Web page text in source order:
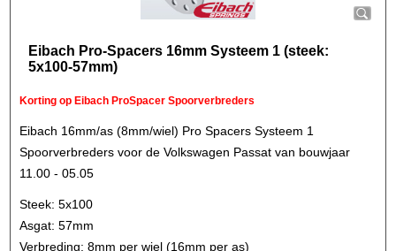
Eibach Pro-Spacers 16mm Systeem 1 (steek:
5x100-57mm)
Korting op Eibach ProSpacer Spoorverbreders
Eibach 16mm/as (8mm/wiel) Pro Spacers Systeem 1
Spoorverbreders voor de Volkswagen Passat van bouwjaar
11.00 - 05.05
Steek: 5x100
Asgat: 57mm
Verbreding: 8mm per wiel (16mm per as)